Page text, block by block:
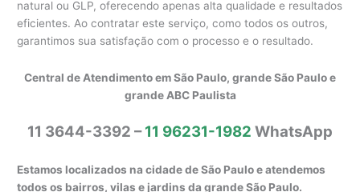
natural ou GLP, oferecendo apenas alta qualidade e resultados
eficientes. Ao contratar este serviço, como todos os outros,
garantimos sua satisfação com o processo e o resultado.
Central de Atendimento em São Paulo, grande São Paulo e
grande ABC Paulista
11 3644-3392 –11 96231-1982 WhatsApp
Estamos localizados na cidade de São Paulo e atendemos
todos os bairros, vilas e jardins da grande São Paulo.